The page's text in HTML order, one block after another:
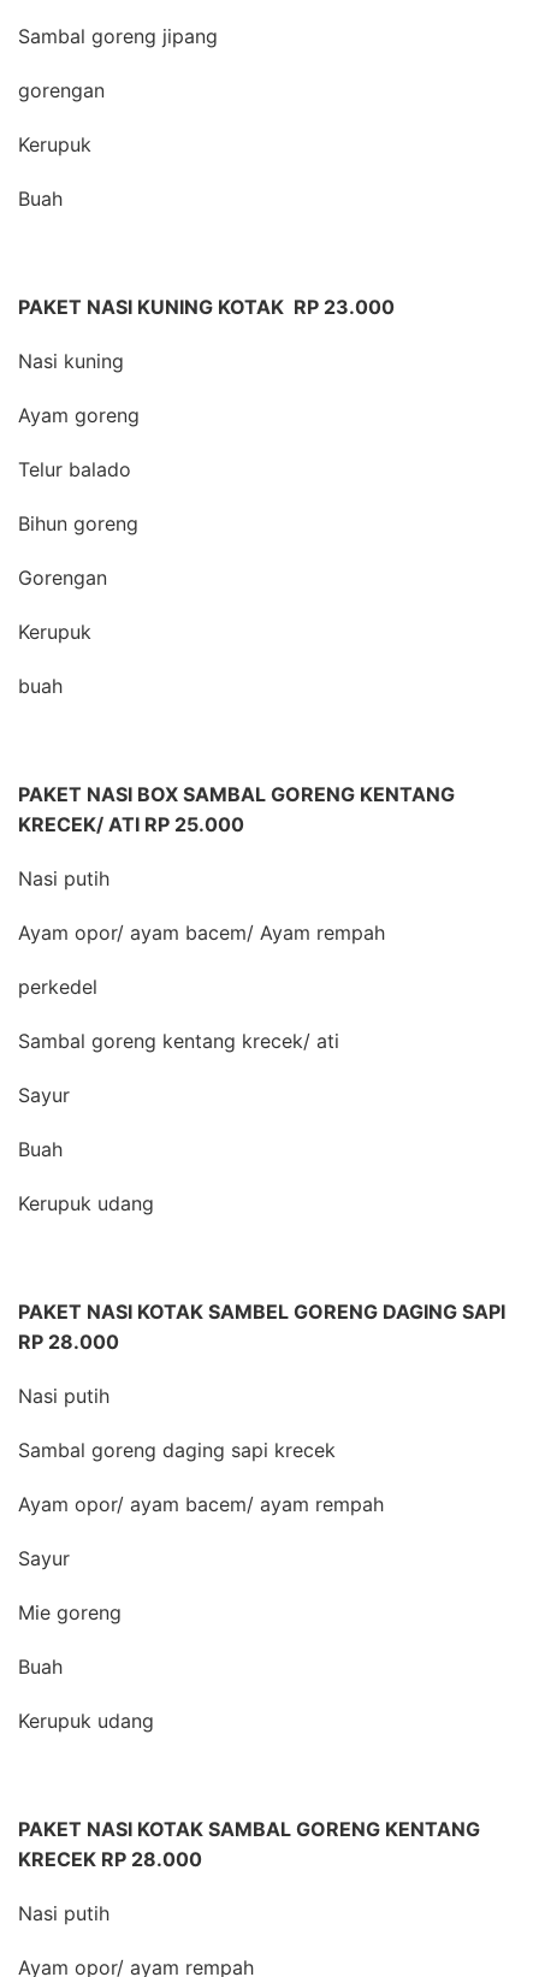
Sambal goreng jipang
gorengan
Kerupuk
Buah
PAKET NASI KUNING KOTAK RP 23.000
Nasi kuning
Ayam goreng
Telur balado
Bihun goreng
Gorengan
Kerupuk
buah
PAKET NASI BOX SAMBAL GORENG KENTANG
KRECEK/ ATI RP 25.000
Nasi putih
Ayam opor/ ayam bacem/ Ayam rempah
perkedel
Sambal goreng kentang krecek/ ati
Sayur
Buah
Kerupuk udang
PAKET NASI KOTAK SAMBEL GORENG DAGING SAPI
RP 28.000
Nasi putih
Sambal goreng daging sapi krecek
Ayam opor/ ayam bacem/ ayam rempah
Sayur
Mie goreng
Buah
Kerupuk udang
PAKET NASI KOTAK SAMBAL GORENG KENTANG
KRECEK RP 28.000
Nasi putih
Ayam opor/ ayam rempah